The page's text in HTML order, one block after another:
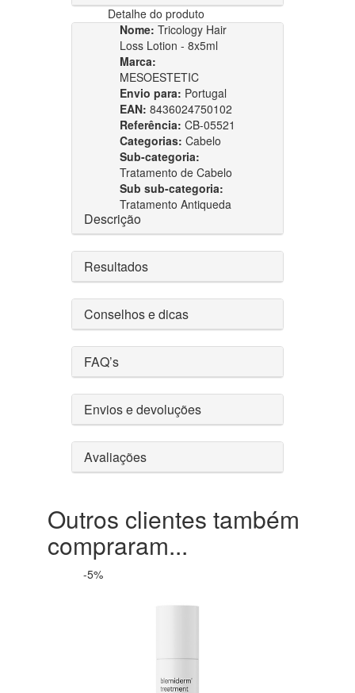
Detalhe do produto
Nome: Tricology Hair
Loss Lotion - 8x5ml
Marca:
MESOESTETIC
Envio para: Portugal
EAN: 8436024750102
Referência: CB-05521
Categorias: Cabelo
Sub-categoria:
Tratamento de Cabelo
Sub sub-categoria:
Tratamento Antiqueda
Descrição
Resultados
Conselhos e dicas
FAQ’s
Envios e devoluções
Avaliações
Outros clientes também
compraram...
-5%